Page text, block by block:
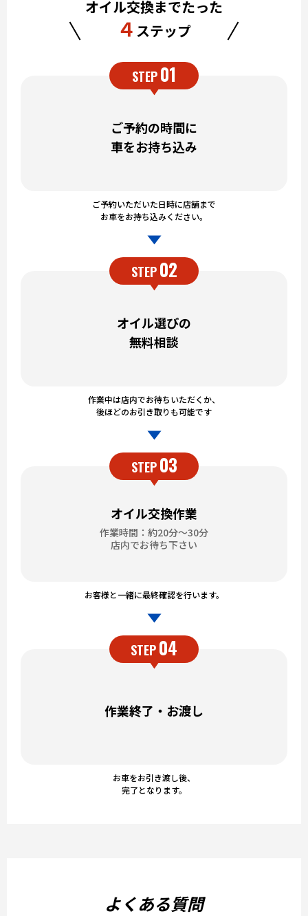
オイル交換までたった
４ ステップ
STEP01
ご予約の時間に
車をお持ち込み
ご予約いただいた日時に店舗まで
お車をお持ち込みください。
STEP 02
オイル選びの
無料相談
作業中は店内でお待ちいただくか、
後ほどのお引き取りも可能です
STEP 03
オイル交換作業
作業時間：約20分～30分
店内でお待ち下さい
お客様と一緒に最終確認を行います。
STEP04
作業終了・お渡し
お車をお引き渡し後、
完了となります。
よくある質問